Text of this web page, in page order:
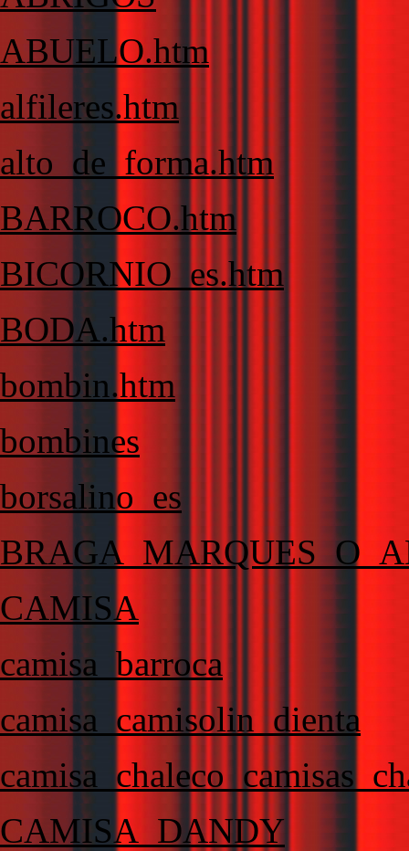
ABUELO.htm
alfileres.htm
alto_de_forma.htm
BARROCO.htm
BICORNIO_es.htm
BODA.htm
bombin.htm
bombines
borsalino_es
CAMISA
camisa_barroca
camisa_camisolin_dienta
CAMISA_DANDY